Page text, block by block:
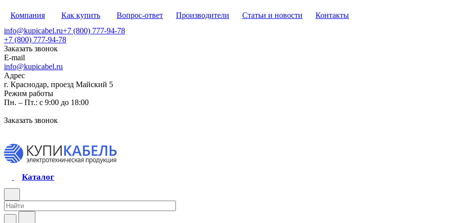
Компания Как купить Вопрос-ответ Производители Статьи и новости
Контакты
info@kupicabel.ru+7 (800) 777-94-78
+7 (800) 777-94-78
Заказать звонок
E-mail
info@kupicabel.ru
Адрес
г. Краснодар, проезд Майский 5
Режим работы
Пн. – Пт.: с 9:00 до 18:00
Заказать звонок
Каталог